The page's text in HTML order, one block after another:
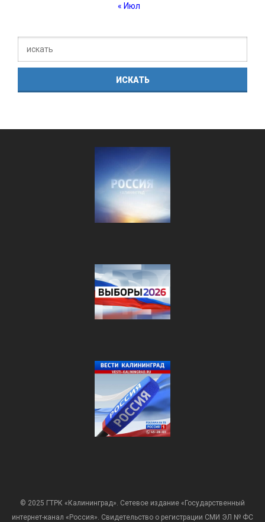
« Июл
© 2025 ГТРК «Калининград». Сетевое издание «Государственный
интернет-канал «Россия». Свидетельство о регистрации СМИ ЭЛ № ФС